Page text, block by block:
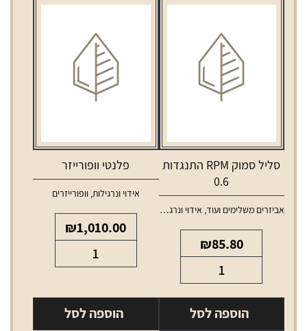
סליל סמוק RPM התנגדות
0.6
אביזרים משלימים ועוד, אידוי ונרגילות
₪85.80
של
סליל
סמוק
הוספה לסל
פלנטי וופורייזר
אידוי ונרגילות,וופורייזרים
₪1,010.00
של
הוספה לסל